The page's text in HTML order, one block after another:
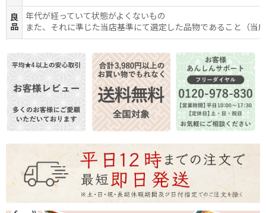
良
品
年代が経っていて状態がよくないもの
また、それに準じた当店基準にて選定した品物であること（当